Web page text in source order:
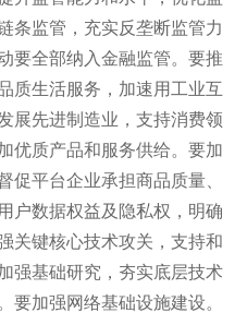
条监管，充实反垄断监管力
要全部纳入金融监管。要推
质生活服务，加速用工业互
展先进制造业，支持消费领
优质产品和服务供给。要加
促平台企业承担商品质量、
户数据权益及隐私权，明确
关键核心技术攻关，支持和
强基础研究，夯实底层技术
要加强网络基础设施建设。